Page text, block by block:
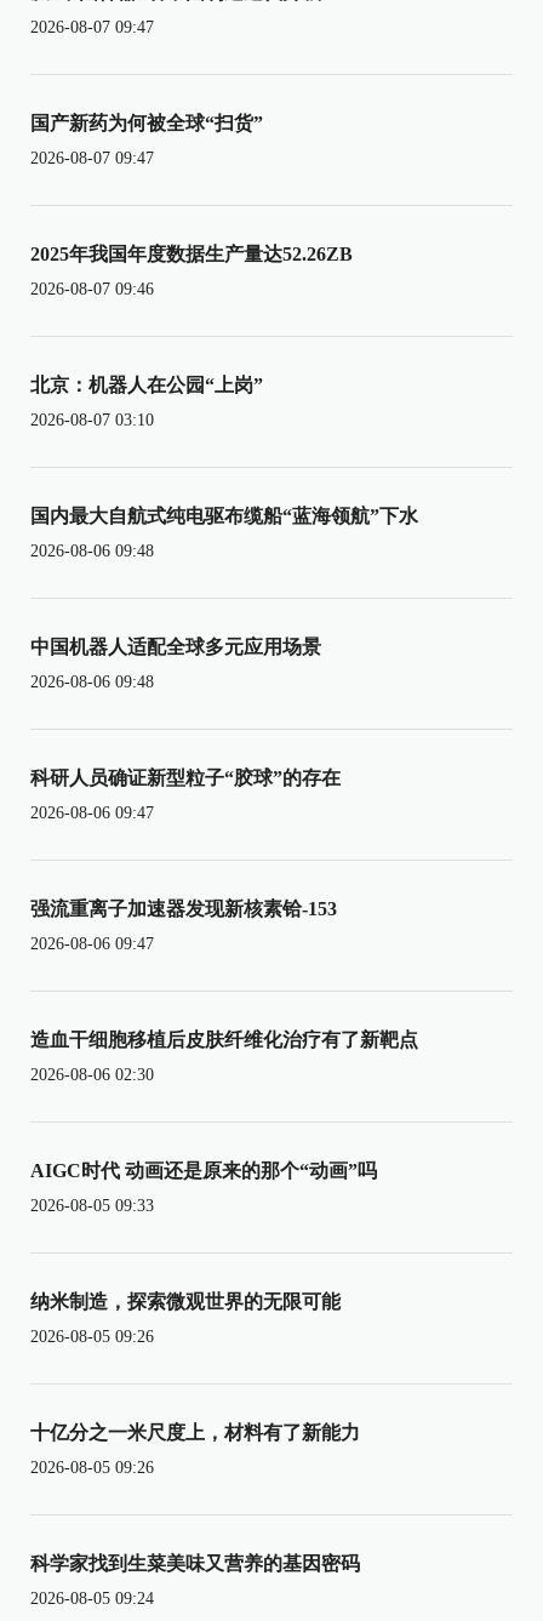
2026-08-07 09:47
国产新药为何被全球“扫货”
2026-08-07 09:47
2025年我国年度数据生产量达52.26ZB
2026-08-07 09:46
北京：机器人在公园“上岗”
2026-08-07 03:10
国内最大自航式纯电驱布缆船“蓝海领航”下水
2026-08-06 09:48
中国机器人适配全球多元应用场景
2026-08-06 09:48
科研人员确证新型粒子“胶球”的存在
2026-08-06 09:47
强流重离子加速器发现新核素铪-153
2026-08-06 09:47
造血干细胞移植后皮肤纤维化治疗有了新靶点
2026-08-06 02:30
AIGC时代 动画还是原来的那个“动画”吗
2026-08-05 09:33
纳米制造，探索微观世界的无限可能
2026-08-05 09:26
十亿分之一米尺度上，材料有了新能力
2026-08-05 09:26
科学家找到生菜美味又营养的基因密码
2026-08-05 09:24